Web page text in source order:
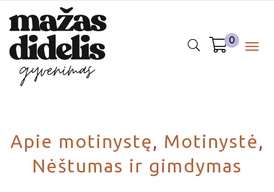
0
Apie motinystę, Motinystė,
Nėštumas ir gimdymas